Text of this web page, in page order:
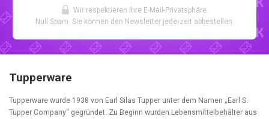
Wir respektieren Ihre E-Mail-Privatsphäre.
Null Spam. Sie können den Newsletter jederzeit abbestellen.
Tupperware
Tupperware wurde 1938 von Earl Silas Tupper unter dem Namen „Earl S.
Tupper Company“ gegründet. Zu Beginn wurden Lebensmittelbehälter aus